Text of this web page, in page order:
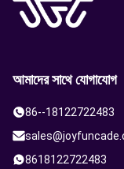
আমাদের সাথে যোগাযোগ
86--18122722483
8618122722483